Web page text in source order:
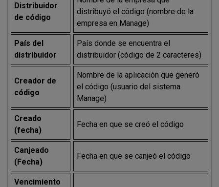
Distribuidor
de código
distribuyó el código (nombre de la
empresa en Manage)
País del
distribuidor
País donde se encuentra el
distribuidor (código de 2 caracteres)
Creador de
código
Nombre de la aplicación que generó
el código (usuario del sistema
Manage)
Creado
(fecha)
Fecha en que se creó el código
Canjeado
(Fecha)
Fecha en que se canjeó el código
Vencimiento